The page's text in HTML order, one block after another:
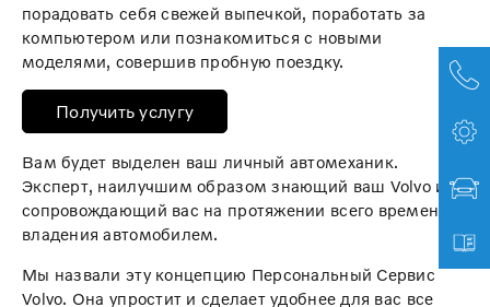
порадовать себя свежей выпечкой, поработать за
компьютером или познакомиться с новыми
моделями, совершив пробную поездку.
Получить услугу
Вам будет выделен ваш личный автомеханик.
Эксперт, наилучшим образом знающий ваш Volvo и
сопровождающий вас на протяжении всего времени
владения автомобилем.
Мы назвали эту концепцию Персональный Сервис
Volvo. Она упростит и сделает удобнее для вас все